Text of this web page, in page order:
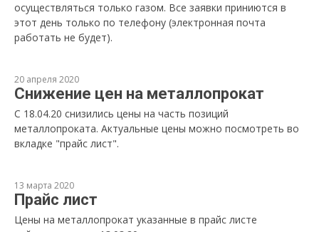
осуществляться только газом. Все заявки приниются в
этот день только по телефону (электронная почта
работать не будет).
20 апреля 2020
Снижение цен на металлопрокат
С 18.04.20 снизились цены на часть позиций
металлопроката. Актуальные цены можно посмотреть во
вкладке "прайс лист".
13 марта 2020
Прайс лист
Цены на металлопрокат указанные в прайс листе